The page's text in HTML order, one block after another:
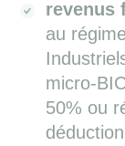
revenus
au
micro-
50% ou